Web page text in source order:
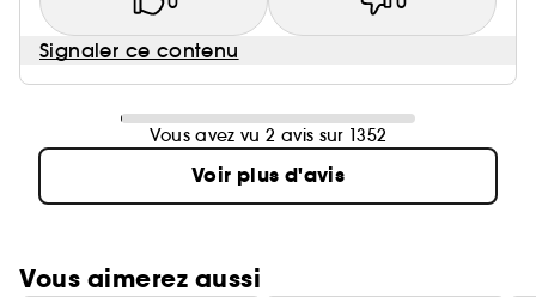
Signaler ce contenu
Vous avez vu 2 avis sur 1352
Voir plus d'avis
Vous aimerez aussi